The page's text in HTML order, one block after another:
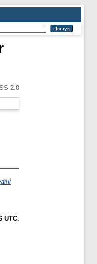
2.0
UTC.